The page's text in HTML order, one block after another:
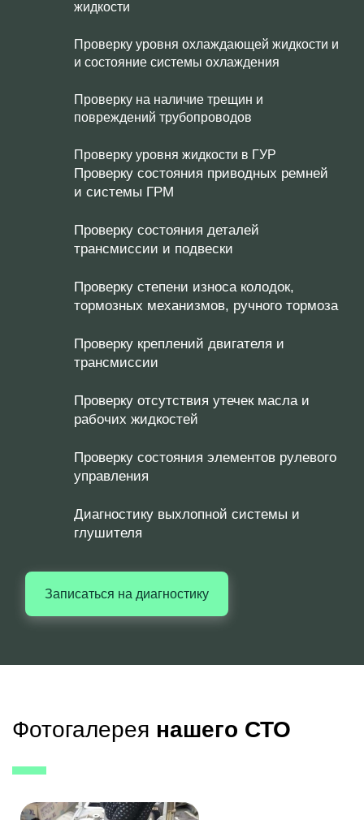
жидкости
Проверку уровня охлаждающей жидкости и
и состояние системы охлаждения
Проверку на наличие трещин и
повреждений трубопроводов
Проверку уровня жидкости в ГУР
Проверку состояния приводных ремней
и системы ГРМ
Проверку состояния деталей
трансмиссии и подвески
Проверку степени износа колодок,
тормозных механизмов, ручного тормоза
Проверку креплений двигателя и
трансмиссии
Проверку отсутствия утечек масла и
рабочих жидкостей
Проверку состояния элементов рулевого
управления
Диагностику выхлопной системы и
глушителя
Записаться на диагностику
Фотогалерея нашего СТО